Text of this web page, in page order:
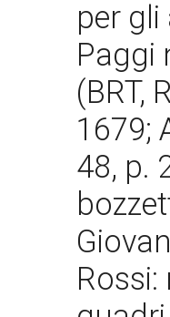
per
Paggi
(BRT,
1679;
48, p.